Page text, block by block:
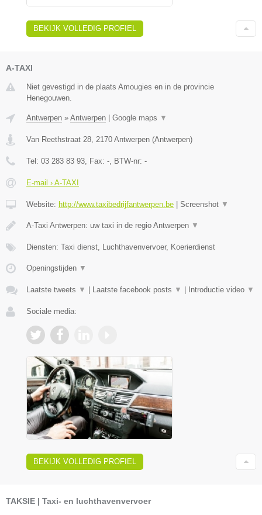
BEKIJK VOLLEDIG PROFIEL
A-TAXI
Niet gevestigd in de plaats Amougies en in de provincie
Henegouwen.
Antwerpen » Antwerpen Google maps ▼
Van Reethstraat 28, 2170 Antwerpen (Antwerpen)
Tel: 03 283 83 93, Fax: -, BTW-nr: -
E-mail › A-TAXI
Website: http://www.taxibedrijfantwerpen.be Screenshot ▼
A-Taxi Antwerpen: uw taxi in de regio Antwerpen ▼
Diensten: Taxi dienst, Luchthavenvervoer, Koerierdienst
Openingstijden ▼
Laatste tweets ▼ Laatste facebook posts ▼ Introductie video ▼
Sociale media:
BEKIJK VOLLEDIG PROFIEL
TAKSIE | Taxi- en luchthavenvervoer